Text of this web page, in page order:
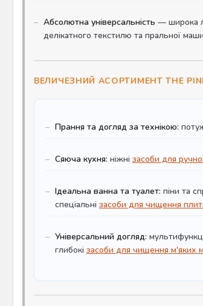
Абсолютна універсальність — широка
делікатного текстилю та пральної
ВЕЛИЧЕЗНИЙ АСОРТИМЕНТ THE
Прання та догляд за технікою:
Сяюча кухня: ніжні засоби для
Ідеальна ванна та туалет: піни та
спеціальні засоби для чищення
Універсальний догляд:
глибокі засоби для чищення м'яких